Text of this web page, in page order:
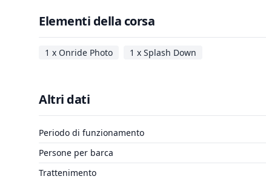
Elementi della corsa
1 x Onride Photo 1 x Splash Down
Altri dati
Periodo di funzionamento
Persone per barca
Trattenimento